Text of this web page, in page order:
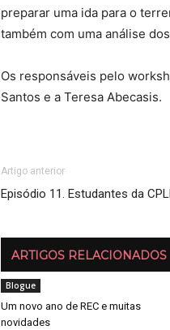
preparar uma ida para o
também com uma análise
Os responsáveis pelo
Santos e a Teresa Abecasis.
Artigo anterior
Episódio 11. Estudantes da
ARTIGOS RELACIONADOS
Blogue
Um novo ano de REC e muitas
novidades